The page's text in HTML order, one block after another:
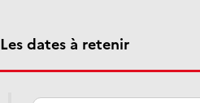
Les dates à retenir